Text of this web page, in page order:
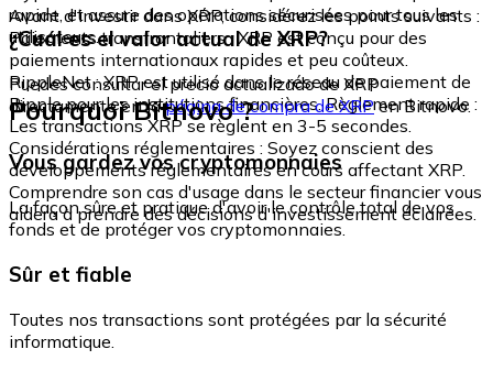
rapide, et assure des opérations sécurisées pour tous les
utilisateurs.
Avant d'investir dans XRP, considérez les points suivants :
Paiements transfrontaliers : XRP est conçu pour des
paiements internationaux rapides et peu coûteux.
RippleNet : XRP est utilisé dans le réseau de paiement de
Ripple pour les institutions financières. Règlement rapide :
Les transactions XRP se règlent en 3-5 secondes.
Considérations réglementaires : Soyez conscient des
développements réglementaires en cours affectant XRP.
Comprendre son cas d'usage dans le secteur financier vous
aidera à prendre des décisions d'investissement éclairées.
¿Cuál es el valor actual de XRP?
Puedes consultar el precio actualizado de XRP
directamente en lapágina de compra de XRPen Bitnovo.
Pourquoi Bitnovo ?
Vous gardez vos cryptomonnaies
La façon sûre et pratique d'avoir le contrôle total de vos
fonds et de protéger vos cryptomonnaies.
Sûr et fiable
Toutes nos transactions sont protégées par la sécurité
informatique.